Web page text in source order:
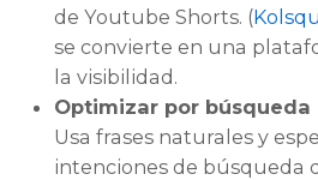
de Youtube Shorts. (
se convierte en una
la visibilidad.
Optimizar por búsqueda
Usa frases naturales y
intenciones de búsqueda